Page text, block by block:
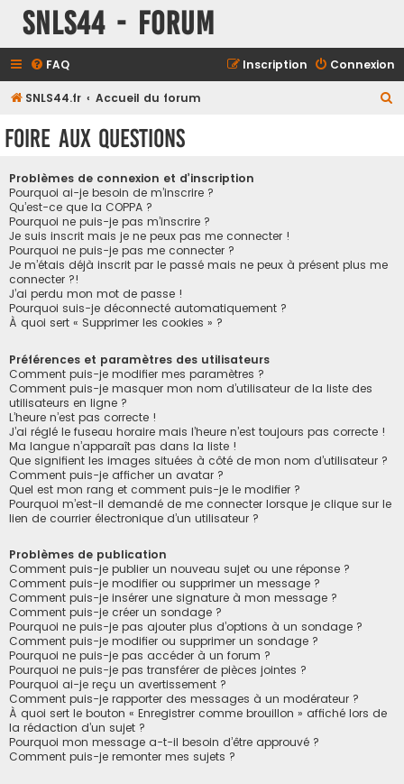
SNLS44 - Forum
FAQ Connexion
Inscription
SNLS44.fr Accueil du forum
Foire aux questions
Problèmes de connexion et d’inscription
Pourquoi ai-je besoin de m’inscrire ?
Qu’est-ce que la COPPA ?
Pourquoi ne puis-je pas m’inscrire ?
Je suis inscrit mais je ne peux pas me connecter !
Pourquoi ne puis-je pas me connecter ?
Je m’étais déjà inscrit par le passé mais ne peux à présent plus me
connecter ?!
J’ai perdu mon mot de passe !
Pourquoi suis-je déconnecté automatiquement ?
À quoi sert « Supprimer les cookies » ?
Préférences et paramètres des utilisateurs
Comment puis-je modifier mes paramètres ?
Comment puis-je masquer mon nom d’utilisateur de la liste des
utilisateurs en ligne ?
L’heure n’est pas correcte !
J’ai réglé le fuseau horaire mais l’heure n’est toujours pas correcte !
Ma langue n’apparaît pas dans la liste !
Que signifient les images situées à côté de mon nom d’utilisateur ?
Comment puis-je afficher un avatar ?
Quel est mon rang et comment puis-je le modifier ?
Pourquoi m’est-il demandé de me connecter lorsque je clique sur le
lien de courrier électronique d’un utilisateur ?
Problèmes de publication
Comment puis-je publier un nouveau sujet ou une réponse ?
Comment puis-je modifier ou supprimer un message ?
Comment puis-je insérer une signature à mon message ?
Comment puis-je créer un sondage ?
Pourquoi ne puis-je pas ajouter plus d’options à un sondage ?
Comment puis-je modifier ou supprimer un sondage ?
Pourquoi ne puis-je pas accéder à un forum ?
Pourquoi ne puis-je pas transférer de pièces jointes ?
Pourquoi ai-je reçu un avertissement ?
Comment puis-je rapporter des messages à un modérateur ?
À quoi sert le bouton « Enregistrer comme brouillon » affiché lors de
la rédaction d’un sujet ?
Pourquoi mon message a-t-il besoin d’être approuvé ?
Comment puis-je remonter mes sujets ?